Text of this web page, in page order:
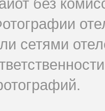
сетями